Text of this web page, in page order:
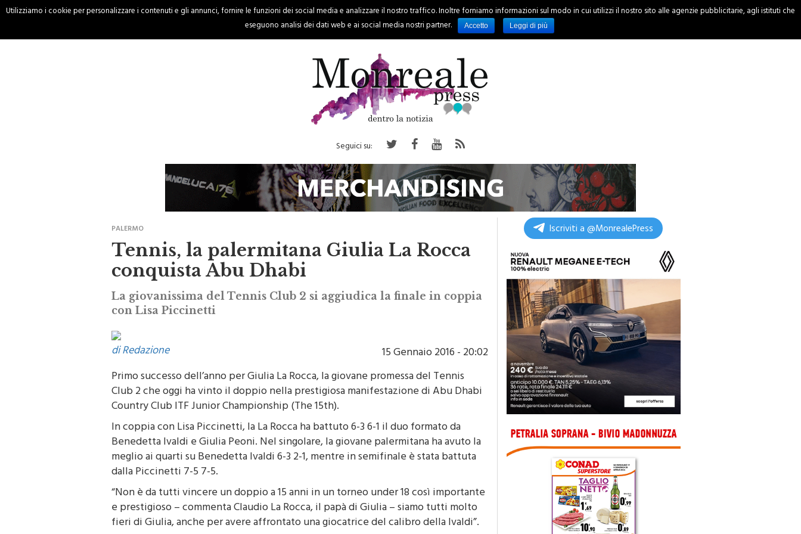
HOME CRONACA PALERMO REGIONE EVENTI RUBRICHE SPORT INCHIESTE
Seguici su:
Tennis, la palermitana Giulia La Rocca
conquista Abu Dhabi
La giovanissima del Tennis Club 2 si aggiudica la finale in coppia
con Lisa Piccinetti
di Redazione
15 Gennaio 2016 - 20:02
Primo successo dell’anno per Giulia La Rocca, la giovane promessa del Tennis
Club 2 che oggi ha vinto il doppio nella prestigiosa manifestazione di Abu Dhabi
Country Club ITF Junior Championship (The 15th).
In coppia con Lisa Piccinetti, la La Rocca ha battuto 6-3 6-1 il duo formato da
Benedetta Ivaldi e Giulia Peoni. Nel singolare, la giovane palermitana ha avuto la
meglio ai quarti su Benedetta Ivaldi 6-3 2-1, mentre in semifinale è stata battuta
dalla Piccinetti 7-5 7-5.
“Non è da tutti vincere un doppio a 15 anni in un torneo under 18 così importante
e prestigioso – commenta Claudio La Rocca, il papà di Giulia – siamo tutti molto
fieri di Giulia, anche per avere affrontato una giocatrice del calibro della Ivaldi”.
Iscriviti a @MonrealePress
Utilizziamo i cookie per personalizzare i contenuti e gli annunci, fornire le funzioni dei social media e analizzare il nostro traffico. Inoltre forniamo informazioni sul modo in cui utilizzi il nostro sito alle agenzie pubblicitarie, agli istituti che
eseguono analisi dei dati web e ai social media nostri partner.
Accetto Leggi di più